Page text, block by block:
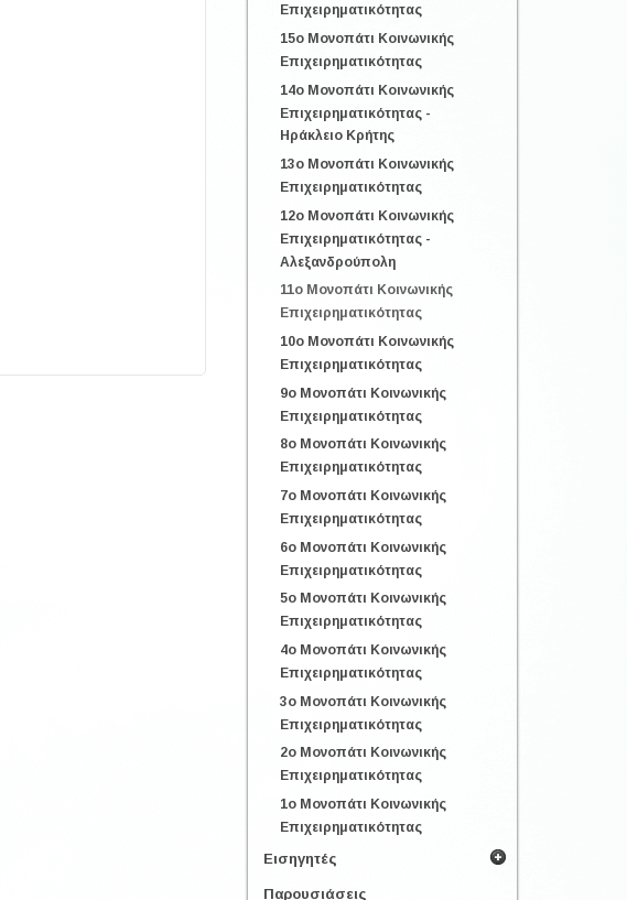
Επιχειρηματικότητας
15o Μονοπάτι Κοινωνικής
Επιχειρηματικότητας
14o Μονοπάτι Κοινωνικής
Επιχειρηματικότητας -
Ηράκλειο Κρήτης
13o Μονοπάτι Κοινωνικής
Επιχειρηματικότητας
12o Μονοπάτι Κοινωνικής
Επιχειρηματικότητας -
Αλεξανδρούπολη
11o Μονοπάτι Κοινωνικής
Επιχειρηματικότητας
10o Μονοπάτι Κοινωνικής
Επιχειρηματικότητας
9o Μονοπάτι Κοινωνικής
Επιχειρηματικότητας
8o Μονοπάτι Κοινωνικής
Επιχειρηματικότητας
7o Μονοπάτι Κοινωνικής
Επιχειρηματικότητας
6o Μονοπάτι Κοινωνικής
Επιχειρηματικότητας
5o Μονοπάτι Κοινωνικής
Επιχειρηματικότητας
4o Μονοπάτι Κοινωνικής
Επιχειρηματικότητας
3o Μονοπάτι Κοινωνικής
Επιχειρηματικότητας
2o Μονοπάτι Κοινωνικής
Επιχειρηματικότητας
1o Μονοπάτι Κοινωνικής
Επιχειρηματικότητας
Εισηγητές
Παρουσιάσεις